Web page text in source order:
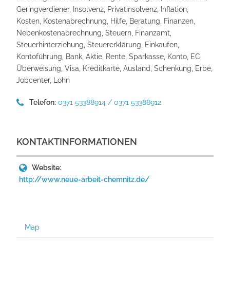
Geringverdiener, Insolvenz, Privatinsolvenz, Inflation,
Kosten, Kostenabrechnung, Hilfe, Beratung, Finanzen,
Nebenkostenabrechnung, Steuern, Finanzamt,
Steuerhinterziehung, Steuererklärung, Einkaufen,
Kontoführung, Bank, Aktie, Rente, Sparkasse, Konto, EC,
Überweisung, Visa, Kreditkarte, Ausland, Schenkung, Erbe,
Jobcenter, Lohn
Telefon: 0371 53388914 / 0371 53388912
KONTAKTINFORMATIONEN
Website:
http://www.neue-arbeit-chemnitz.de/
Map